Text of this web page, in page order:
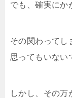
でも、確実にか
その関わってし
思ってもいない
しかし、その万